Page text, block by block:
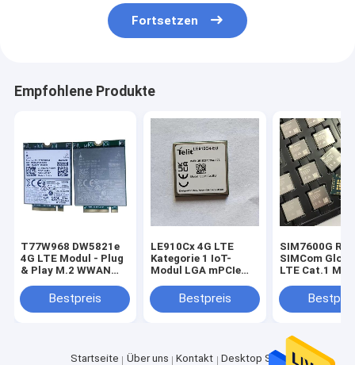
Fortsetzen
Empfohlene Produkte
T77W968 DW5821e
4G LTE Modul - Plug
& Play M.2 WWAN
(T77W968)
Qualcomm X20 LTE
4G LTE Modul für
Bestpreis
LE910Cx 4G LTE
Kategorie 1 IoT-
Modul LGA mPCIe
Kategorie 1 Modul
LE910C1-EU mit
Bestpreis
SIM7600G R2
SIMCom
LTE Cat.1
GNSS
Startseite Über uns Kontakt Desktop Site